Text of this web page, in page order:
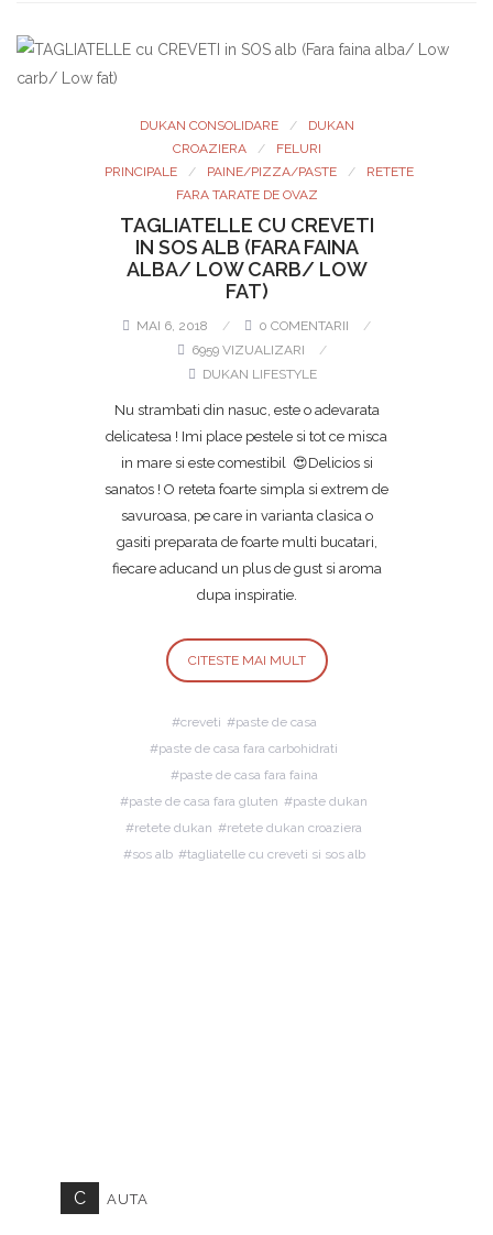
DUKAN CONSOLIDARE
DUKAN
CROAZIERA
FELURI
PRINCIPALE
PAINE/PIZZA/PASTE
RETETE
FARA TARATE DE OVAZ
TAGLIATELLE CU CREVETI
IN SOS ALB (FARA FAINA
ALBA/ LOW CARB/ LOW
FAT)
MAI 6, 2018
0 COMENTARII
6959 VIZUALIZARI
DUKAN LIFESTYLE
Nu strambati din nasuc, este o adevarata
delicatesa ! Imi place pestele si tot ce misca
in mare si este comestibil 😍Delicios si
sanatos ! O reteta foarte simpla si extrem de
savuroasa, pe care in varianta clasica o
gasiti preparata de foarte multi bucatari,
fiecare aducand un plus de gust si aroma
dupa inspiratie.
CITESTE MAI MULT
creveti
paste de casa
paste de casa fara carbohidrati
paste de casa fara faina
paste de casa fara gluten
paste dukan
retete dukan
retete dukan croaziera
sos alb
tagliatelle cu creveti si sos alb
C AUTA